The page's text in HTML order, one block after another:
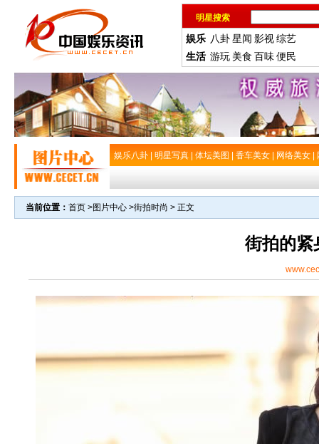
明星搜索
娱乐 八卦星闻 影视综艺
生活 游玩 美食 百味便民
娱乐八卦 明星写真 体坛美图 香车美女 网络美女
当前位置： 首页 >图片中心 >街拍时尚 > 正文
街拍的紧